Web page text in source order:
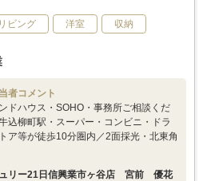
リビング 洋室 収納
者コメント
ンドハウス・SOHO・事務所ご相談くだ
込柳町駅・スーパー・コンビニ・ドラ
ア等が徒歩10分圏内／2面採光・北東角
リー21日信興業市ヶ谷店 宮前 優花